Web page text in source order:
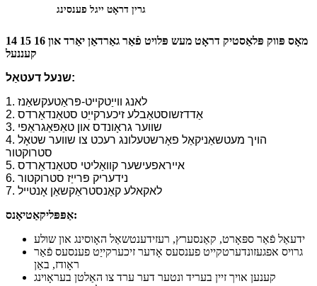
גרין דראָט ייגל פענסינג
14 15 16 מאָס פּווק פּלאַסטיק דראָט מעש פּלויט פֿאַר גאַרדאַן יאַרד און
קעננעל
שנעל דעטאַל:
1. לאנג ווייַטקייט-פּראַטעקשאַנז
2. אַדדזשוסטאַבלע זיכערקייַט סטאַנדאַרדס
3. שווער גראָונדס און טאַפּאַגראַפי
4. הויך מעטשאַניקאַל פאָרשטעלונג רעכט צו שווער שטאָל
סטרוקטור
5. אייראפעישער קוואַליטי סטאַנדאַרדס
6. נידעריק פּרייַז סטרוקטור
7. לאקאלע קאַנסטראַקשאַן אָנטייל
אַפּפּליקאַטיאָנס:
ידעאַל פֿאַר ספּאָרט, קאַנסערץ, רעזידענטשאַל האָוסינג און שולע
גרויס אפגעזונדערטקייט פענסעס אָדער זיכערקייַט פענסעס פֿאַר
ראָודז, באַן
קענען אויך זיין בעריד ונטער דער ערד צו האַלטן בעראָוינג